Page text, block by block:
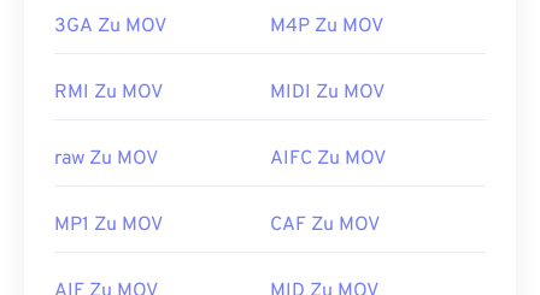
3GA Zu MOV M4P Zu MOV
RMI Zu MOV MIDI Zu MOV
raw Zu MOV AIFC Zu MOV
MP1 Zu MOV CAF Zu MOV